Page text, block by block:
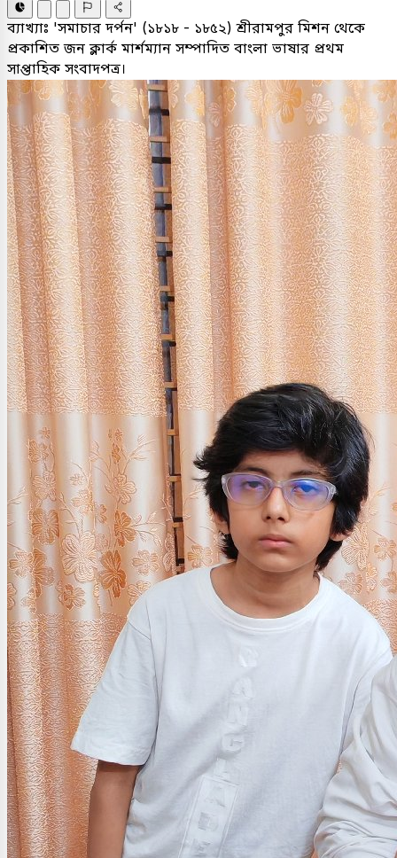
ব্যাখ্যাঃ 'সমাচার দর্পন' (১৮১৮ - ১৮৫২) শ্রীরামপুর মিশন থেকে
প্রকাশিত জন ক্লার্ক মার্শম্যান সম্পাদিত বাংলা ভাষার প্রথম
সাপ্তাহিক সংবাদপত্র।